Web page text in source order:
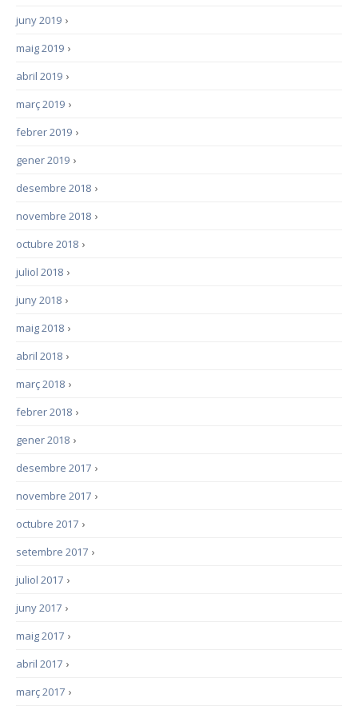
›
juny 2019
›
maig 2019
›
abril 2019
›
març 2019
›
febrer 2019
›
gener 2019
›
desembre 2018
›
novembre 2018
›
octubre 2018
›
juliol 2018
›
juny 2018
›
maig 2018
›
abril 2018
›
març 2018
›
febrer 2018
›
gener 2018
›
desembre 2017
›
novembre 2017
›
octubre 2017
›
setembre 2017
›
juliol 2017
›
juny 2017
›
maig 2017
›
abril 2017
›
març 2017